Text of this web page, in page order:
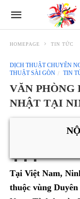
HOMEPAGE TIN TỨC
DỊCH THUẬT CHUYÊN
THUẬT SÀI GÒN
TIN
VĂN
NHẬT TẠI
Tại Việt Nam,
thuộc vùng